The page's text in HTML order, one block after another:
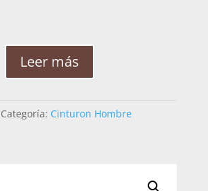
Leer más
Categoría: Cinturon Hombre